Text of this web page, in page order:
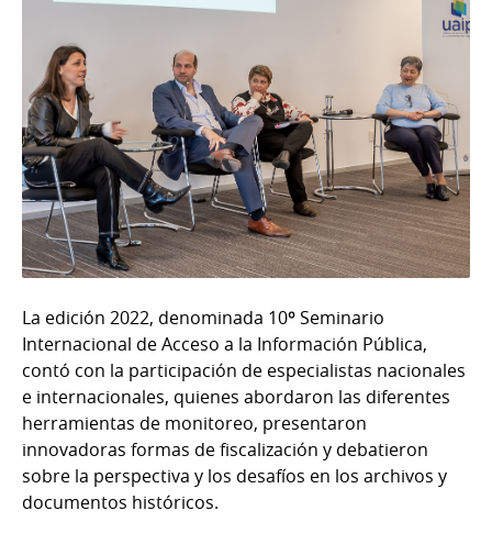
La edición 2022, denominada 10º Seminario
Internacional de Acceso a la Información Pública,
contó con la participación de especialistas nacionales
e internacionales, quienes abordaron las diferentes
herramientas de monitoreo, presentaron
innovadoras formas de fiscalización y debatieron
sobre la perspectiva y los desafíos en los archivos y
documentos históricos.